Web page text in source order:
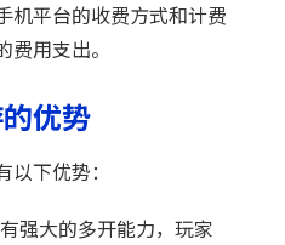
机平台的收费方式和计费
用支出。
优势
下优势：
强大的多开能力，玩家